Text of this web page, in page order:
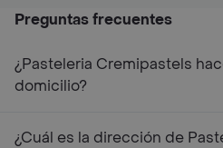
Preguntas frecuentes
¿Pasteleria Cremipastels
domicilio?
¿Cuál es la dirección de